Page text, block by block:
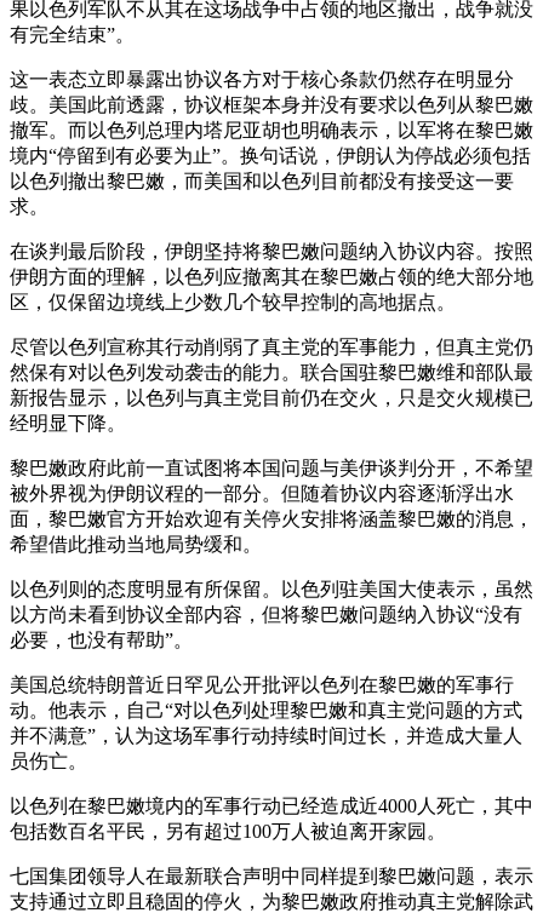
果以色列军队不从其在这场战争中占领的地区撤出，战争就没
有完全结束”。
这一表态立即暴露出协议各方对于核心条款仍然存在明显分
歧。美国此前透露，协议框架本身并没有要求以色列从黎巴嫩
撤军。而以色列总理内塔尼亚胡也明确表示，以军将在黎巴嫩
境内“停留到有必要为止”。换句话说，伊朗认为停战必须包括
以色列撤出黎巴嫩，而美国和以色列目前都没有接受这一要
求。
在谈判最后阶段，伊朗坚持将黎巴嫩问题纳入协议内容。按照
伊朗方面的理解，以色列应撤离其在黎巴嫩占领的绝大部分地
区，仅保留边境线上少数几个较早控制的高地据点。
尽管以色列宣称其行动削弱了真主党的军事能力，但真主党仍
然保有对以色列发动袭击的能力。联合国驻黎巴嫩维和部队最
新报告显示，以色列与真主党目前仍在交火，只是交火规模已
经明显下降。
黎巴嫩政府此前一直试图将本国问题与美伊谈判分开，不希望
被外界视为伊朗议程的一部分。但随着协议内容逐渐浮出水
面，黎巴嫩官方开始欢迎有关停火安排将涵盖黎巴嫩的消息，
希望借此推动当地局势缓和。
以色列则的态度明显有所保留。以色列驻美国大使表示，虽然
以方尚未看到协议全部内容，但将黎巴嫩问题纳入协议“没有
必要，也没有帮助”。
美国总统特朗普近日罕见公开批评以色列在黎巴嫩的军事行
动。他表示，自己“对以色列处理黎巴嫩和真主党问题的方式
并不满意”，认为这场军事行动持续时间过长，并造成大量人
员伤亡。
以色列在黎巴嫩境内的军事行动已经造成近4000人死亡，其中
包括数百名平民，另有超过100万人被迫离开家园。
七国集团领导人在最新联合声明中同样提到黎巴嫩问题，表示
支持通过立即且稳固的停火，为黎巴嫩政府推动真主党解除武